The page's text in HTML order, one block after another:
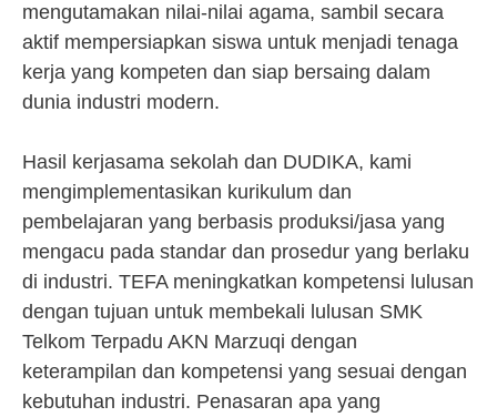
mengutamakan nilai-nilai agama, sambil secara
aktif mempersiapkan siswa untuk menjadi tenaga
kerja yang kompeten dan siap bersaing dalam
dunia industri modern.
Hasil kerjasama sekolah dan DUDIKA, kami
mengimplementasikan kurikulum dan
pembelajaran yang berbasis produksi/jasa yang
mengacu pada standar dan prosedur yang berlaku
di industri. TEFA meningkatkan kompetensi lulusan
dengan tujuan untuk membekali lulusan SMK
Telkom Terpadu AKN Marzuqi dengan
keterampilan dan kompetensi yang sesuai dengan
kebutuhan industri. Penasaran apa yang